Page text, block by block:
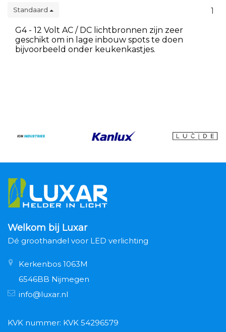
Standaard
1
G4 - 12 Volt AC / DC lichtbronnen zijn zeer
geschikt om in lage inbouw spots te doen
bijvoorbeeld onder keukenkastjes.
Welkom bij Luxar
Dé groothandel voor LED verlichting
Kerkenbos 1063M
6546BB Nijmegen
info@luxar.nl
KVK nummer: KVK 54296579